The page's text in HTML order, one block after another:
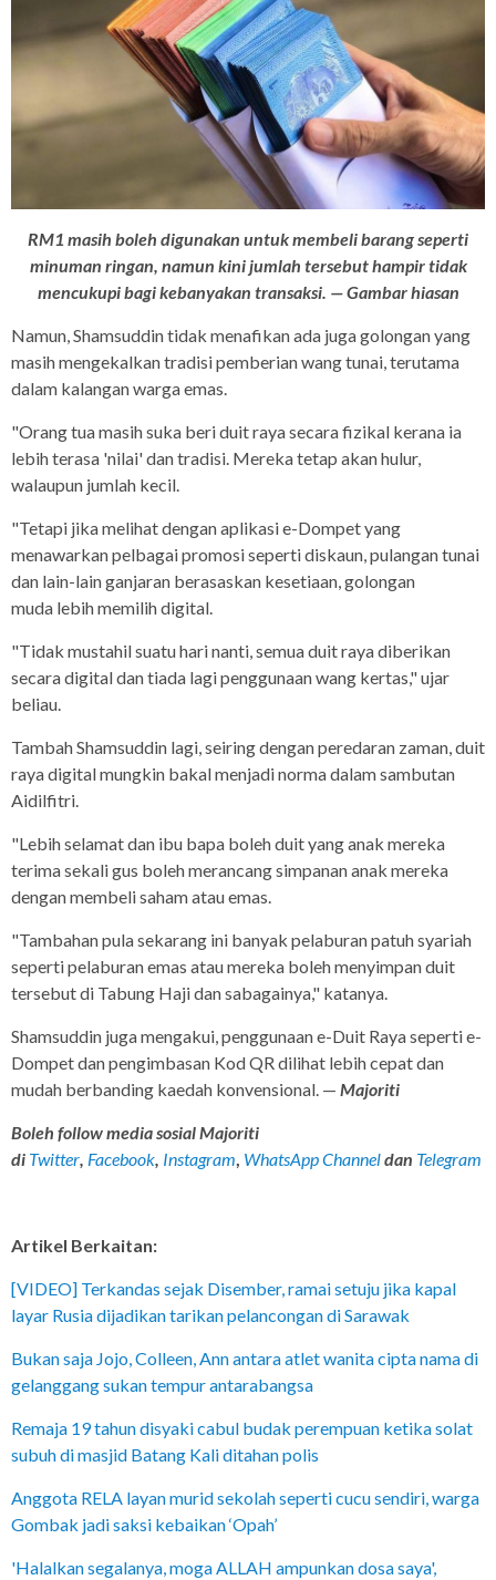
RM1 masih boleh digunakan untuk membeli barang seperti
minuman ringan, namun kini jumlah tersebut hampir tidak
mencukupi bagi kebanyakan transaksi. — Gambar hiasan
Namun, Shamsuddin tidak menafikan ada juga golongan yang
masih mengekalkan tradisi pemberian wang tunai, terutama
dalam kalangan warga emas.
"Orang tua masih suka beri duit raya secara fizikal kerana ia
lebih terasa 'nilai' dan tradisi. Mereka tetap akan hulur,
walaupun jumlah kecil.
"Tetapi jika melihat dengan aplikasi e-Dompet yang
menawarkan pelbagai promosi seperti diskaun, pulangan tunai
dan lain-lain ganjaran berasaskan kesetiaan, golongan
muda lebih memilih digital.
"Tidak mustahil suatu hari nanti, semua duit raya diberikan
secara digital dan tiada lagi penggunaan wang kertas," ujar
beliau.
Tambah Shamsuddin lagi, seiring dengan peredaran zaman, duit
raya digital mungkin bakal menjadi norma dalam sambutan
Aidilfitri.
"Lebih selamat dan ibu bapa boleh duit yang anak mereka
terima sekali gus boleh merancang simpanan anak mereka
dengan membeli saham atau emas.
"Tambahan pula sekarang ini banyak pelaburan patuh syariah
seperti pelaburan emas atau mereka boleh menyimpan duit
tersebut di Tabung Haji dan sabagainya," katanya.
Shamsuddin juga mengakui, penggunaan e-Duit Raya seperti e-
Dompet dan pengimbasan Kod QR dilihat lebih cepat dan
mudah berbanding kaedah konvensional. — Majoriti
Boleh follow media sosial Majoriti
di Twitter, Facebook, Instagram, WhatsApp Channeldan Telegram
Artikel Berkaitan:
[VIDEO] Terkandas sejak Disember, ramai setuju jika kapal
layar Rusia dijadikan tarikan pelancongan di Sarawak
Bukan saja Jojo, Colleen, Ann antara atlet wanita cipta nama di
gelanggang sukan tempur antarabangsa
Remaja 19 tahun disyaki cabul budak perempuan ketika solat
subuh di masjid Batang Kali ditahan polis
Anggota RELA layan murid sekolah seperti cucu sendiri, warga
Gombak jadi saksi kebaikan ‘Opah’
'Halalkan segalanya, moga ALLAH ampunkan dosa saya',